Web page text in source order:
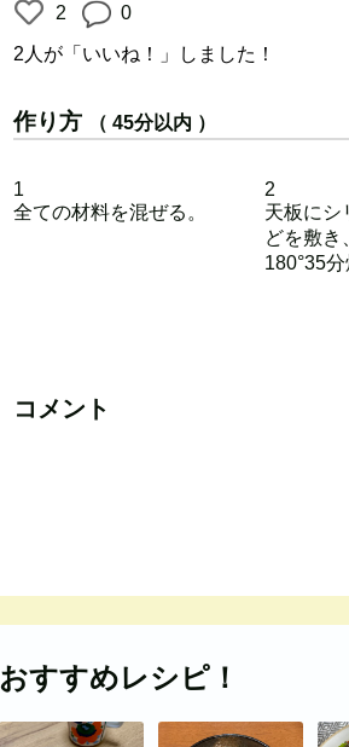
2 0
2人 が「いいね！」しました！
作り方 （ 45分以内 ）
1
全ての材料を混ぜる。
2
天板にシ
どを敷き
180°35
コメント
おすすめレシピ！